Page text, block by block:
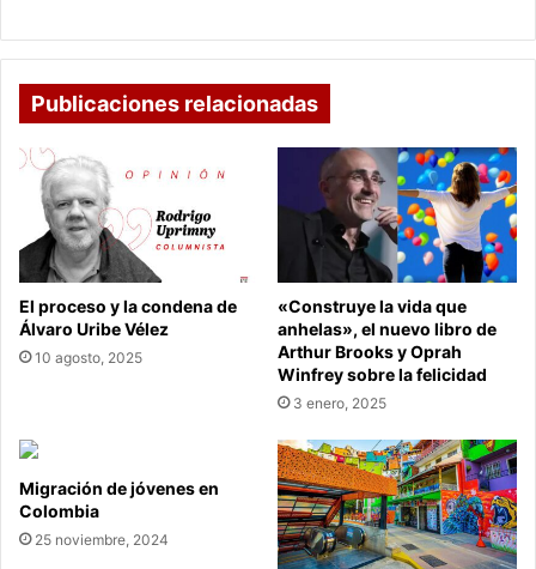
Publicaciones relacionadas
El proceso y la condena de
Álvaro Uribe Vélez
10 agosto, 2025
«Construye la vida que
anhelas», el nuevo libro de
Arthur Brooks y Oprah
Winfrey sobre la felicidad
3 enero, 2025
Migración de jóvenes en
Colombia
25 noviembre, 2024